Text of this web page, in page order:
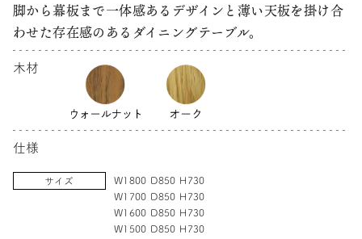
脚から幕板まで一体感あるデザインと薄い天板を掛け合
わせた存在感のあるダイニングテーブル。
木材
仕様
サイズ
W1800 D850 H730
W1700 D850 H730
W1600 D850 H730
W1500 D850 H730